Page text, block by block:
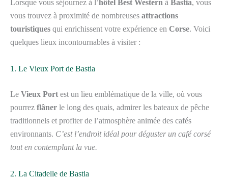
Lorsque vous séjournez à l’hôtel Best Western à Bastia, vous
vous trouvez à proximité de nombreuses attractions
touristiques qui enrichissent votre expérience en Corse. Voici
quelques lieux incontournables à visiter :
1. Le Vieux Port de Bastia
Le Vieux Port est un lieu emblématique de la ville, où vous
pourrez flâner le long des quais, admirer les bateaux de pêche
traditionnels et profiter de l’atmosphère animée des cafés
environnants. C’est l’endroit idéal pour déguster un café corsé
tout en contemplant la vue.
2. La Citadelle de Bastia